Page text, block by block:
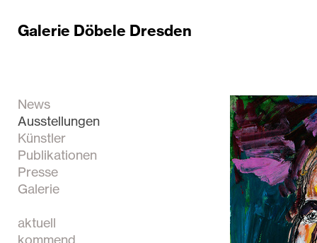
Galerie Döbele Dresden
News
Ausstellungen
Künstler
Publikationen
Presse
Galerie
aktuell
kommend